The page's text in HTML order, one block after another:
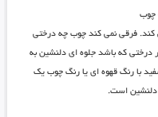
چوب
فرقی نمی کند چوب چه درختی
درختی که باشد جلوه ای دلنشین به
با رنگ قهوه ای یا رنگ چوب یک
دلنشین است.